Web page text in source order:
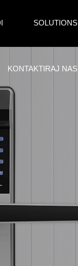
SOLUTIONS
KONTAKTIRAJ NAS